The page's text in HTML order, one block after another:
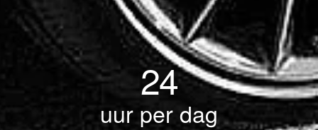
24
uur per dag